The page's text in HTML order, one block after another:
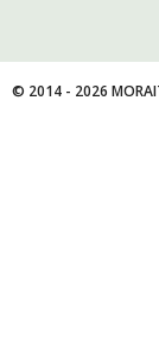
© 2014 - 2026